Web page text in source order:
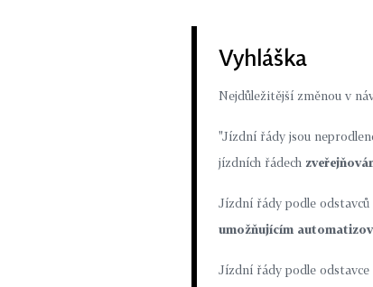
Vyhláška
Nejdůležitější změnou v
"Jízdní řády jsou
jízdních řádech
Jízdní řády podle odstavců
umožňujícím
Jízdní řády podle odstavce